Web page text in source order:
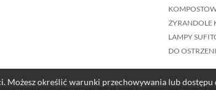
. Możesz określić warunki przechowywania lub
ŻYRANDOLE
LAMPY
DO